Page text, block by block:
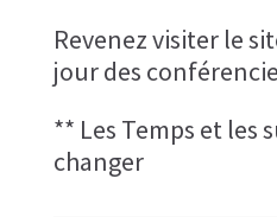
Revenez visiter le
jour des
** Les Temps et les
changer